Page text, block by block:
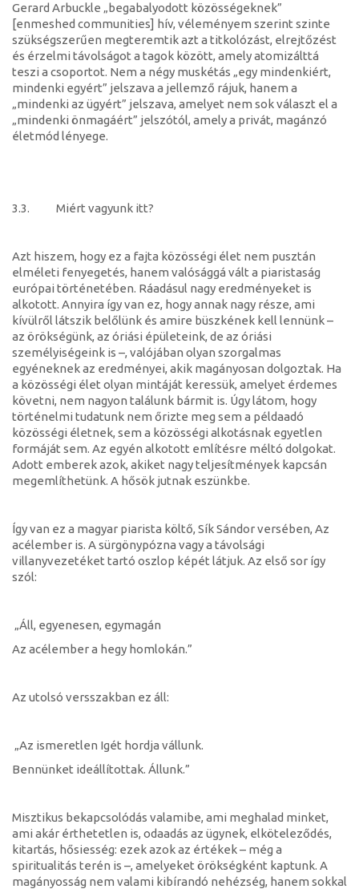
Gerard Arbuckle „begabalyodott közösségeknek”
[enmeshed communities] hív, véleményem szerint szinte
szükségszerűen megteremtik azt a titkolózást, elrejtőzést
és érzelmi távolságot a tagok között, amely atomizálttá
teszi a csoportot. Nem a négy muskétás „egy mindenkiért,
mindenki egyért” jelszava a jellemző rájuk, hanem a
„mindenki az ügyért” jelszava, amelyet nem sok választ el a
„mindenki önmagáért” jelszótól, amely a privát, magánzó
életmód lényege.
3.3. Miért vagyunk itt?
Azt hiszem, hogy ez a fajta közösségi élet nem pusztán
elméleti fenyegetés, hanem valósággá vált a piaristaság
európai történetében. Ráadásul nagy eredményeket is
alkotott. Annyira így van ez, hogy annak nagy része, ami
kívülről látszik belőlünk és amire büszkének kell lennünk –
az örökségünk, az óriási épületeink, de az óriási
személyiségeink is –, valójában olyan szorgalmas
egyéneknek az eredményei, akik magányosan dolgoztak. Ha
a közösségi élet olyan mintáját keressük, amelyet érdemes
követni, nem nagyon találunk bármit is. Úgy látom, hogy
történelmi tudatunk nem őrizte meg sem a példaadó
közösségi életnek, sem a közösségi alkotásnak egyetlen
formáját sem. Az egyén alkotott említésre méltó dolgokat.
Adott emberek azok, akiket nagy teljesítmények kapcsán
megemlíthetünk. A hősök jutnak eszünkbe.
Így van ez a magyar piarista költő, Sík Sándor versében, Az
acélember is. A sürgönypózna vagy a távolsági
villanyvezetéket tartó oszlop képét látjuk. Az első sor így
szól:
„Áll, egyenesen, egymagán
Az acélember a hegy homlokán.”
Az utolsó versszakban ez áll:
„Az ismeretlen Igét hordja vállunk.
Bennünket ideállítottak. Állunk.”
Misztikus bekapcsolódás valamibe, ami meghalad minket,
ami akár érthetetlen is, odaadás az ügynek, elköteleződés,
kitartás, hősiesség: ezek azok az értékek – még a
spiritualitás terén is –, amelyeket örökségként kaptunk. A
magányosság nem valami kibírandó nehézség, hanem sokkal